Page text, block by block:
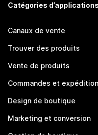
Catégories d’applications
Canaux de vente
Trouver des produits
Vente de produits
Commandes et
Design de boutique
Marketing et conversion